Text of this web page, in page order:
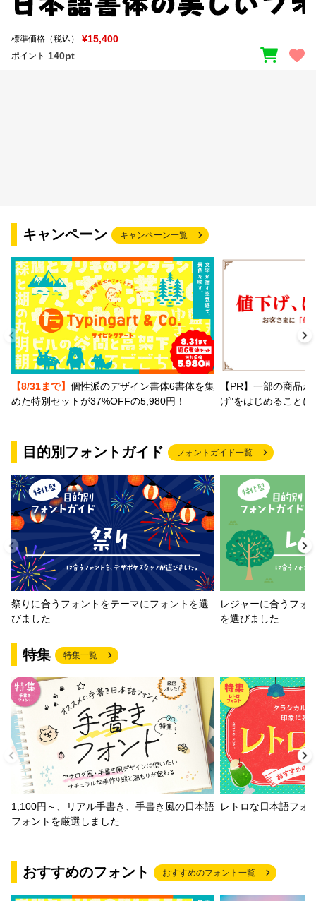
草書体 勘亭流
江戸文字
文字種類
価格帯
〜
リセット
標準価格（税込） ¥15,400
ポイント 140pt
キャンペーン キャンペーン一覧
【8/31まで】 個性派のデザイン書体6書体を集
めた特別セットが37%OFFの5,980円！
【PR】一部の商品
げ"をはじめること
目的別フォントガイド フォントガイド一覧
祭りに合うフォントをテーマにフォントを選
びました
レジャーに合うフォ
を選びました
特集 特集一覧
1,100円～、リアル手書き、手書き風の日本語
フォントを厳選しました
レトロな日本語フォ
おすすめのフォント おすすめのフォント一覧